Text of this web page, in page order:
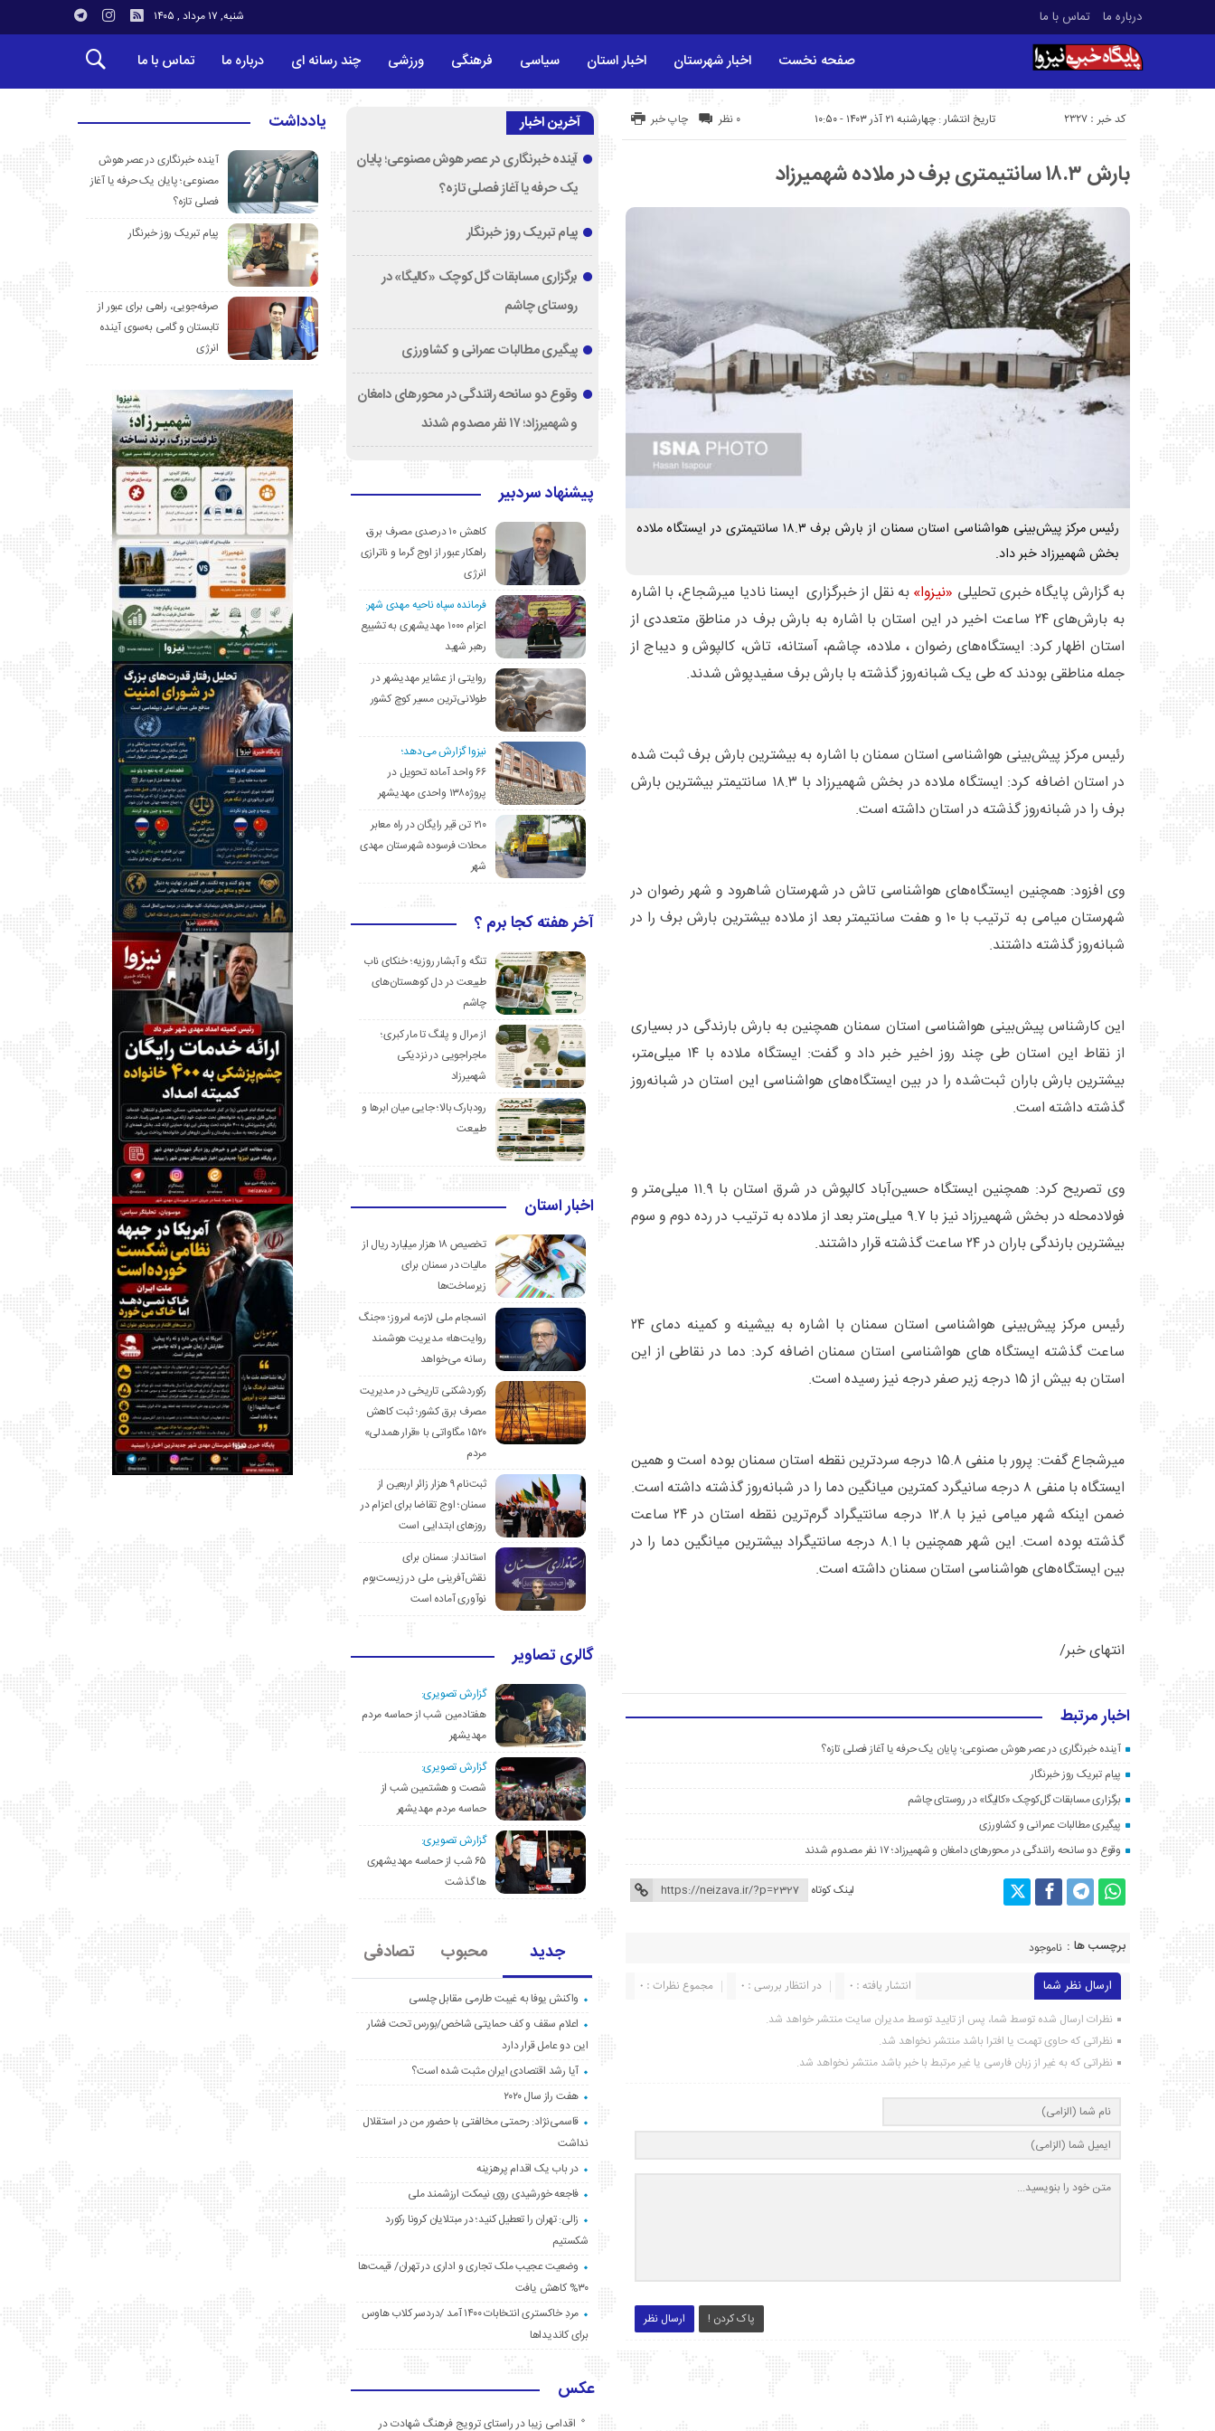
درباره ما تماس با ما شنبه, ۱۷ مرداد , ۱۴۰۵
صفحه نخست اخبار شهرستان اخبار استان سیاسی فرهنگی ورزشی چند رسانه ای درباره ما تماس با ما
تاریخ انتشار : چهارشنبه ۲۱ آذر ۱۴۰۳ - ۱۰:۵۰ کد خبر : 2327 چاپ خبر ۰ نظر
بارش ۱۸.۳ سانتیمتری برف در ملاده شهمیرزاد
رئیس مرکز پیش‌بینی هواشناسی استان سمنان از بارش برف ۱۸.۳ سانتیمتری در ایستگاه ملاده
بخش شهمیرزاد خبر داد.
به گزارش پایگاه خبری تحلیلی «نیزوا»به نقل از خبرگزاری ایسنا نادیا میرشجاع، با اشاره
به بارش‌های ۲۴ ساعت اخیر در این استان با اشاره به بارش برف در مناطق متعددی از
استان اظهار کرد: ایستگاه‌های رضوان ، ملاده، چاشم، آستانه، تاش، کالپوش و دیباج از
جمله مناطقی بودند که طی یک شبانه‌روز گذشته با بارش برف سفیدپوش شدند.
رئیس مرکز پیش‌بینی هواشناسی استان سمنان با اشاره به بیشترین بارش برف ثبت شده
در استان اضافه کرد: ایستگاه ملاده در بخش شهمیرزاد با ۱۸.۳ سانتیمتر بیشترین بارش
برف را در شبانه‌روز گذشته در استان داشته است.
وی افزود: همچنین ایستگاه‌های هواشناسی تاش در شهرستان شاهرود و شهر رضوان در
شهرستان میامی به ترتیب با ۱۰ و هفت سانتیمتر بعد از ملاده بیشترین بارش برف را در
شبانه‌روز گذشته داشتند.
این کارشناس پیش‌بینی هواشناسی استان سمنان همچنین به بارش بارندگی در بسیاری
از نقاط این استان طی چند روز اخیر خبر داد و گفت: ایستگاه ملاده با ۱۴ میلی‌متر،
بیشترین بارش باران ثبت‌شده را در بین ایستگاه‌های هواشناسی این استان در شبانه‌روز
گذشته داشته است.
وی تصریح کرد: همچنین ایستگاه حسین‌آباد کالپوش در شرق استان با ۱۱.۹ میلی‌متر و
فولادمحله در بخش شهمیرزاد نیز با ۹.۷ میلی‌متر بعد از ملاده به ترتیب در رده دوم و سوم
بیشترین بارندگی باران در ۲۴ ساعت گذشته قرار داشتند.
رئیس مرکز پیش‌بینی هواشناسی استان سمنان با اشاره به بیشینه و کمینه دمای ۲۴
ساعت گذشته ایستگاه های هواشناسی استان سمنان اضافه کرد: دما در نقاطی از این
استان به بیش از ۱۵ درجه زیر صفر درجه نیز رسیده است.
میرشجاع گفت: پرور با منفی ۱۵.۸ درجه سردترین نقطه استان سمنان بوده است و همین
ایستگاه با منفی ۸ درجه سانیگرد کمترین میانگین دما را در شبانه‌روز گذشته داشته است.
ضمن اینکه شهر میامی نیز با ۱۲.۸ درجه سانتیگراد گرم‌ترین نقطه استان در ۲۴ ساعت
گذشته بوده است. این شهر همچنین با ۸.۱ درجه سانتیگراد بیشترین میانگین دما را در
بین ایستگاه‌های هواشناسی استان سمنان داشته است.
انتهای خبر/
اخبار مرتبط
آینده خبرنگاری در عصر هوش مصنوعی؛ پایان یک حرفه یا آغاز فصلی تازه؟
پیام تبریک روز خبرنگار
برگزاری مسابقات گل‌کوچک «کالیگا» در روستای چاشم
پیگیری مطالبات عمرانی و کشاورزی
وقوع دو سانحه رانندگی در محورهای دامغان و شهمیرزاد؛ ۱۷ نفر مصدوم شدند
لینک کوتاه
برچسب ها : ناموجود
ارسال نظر شما مجموع نظرات : 0 در انتظار بررسی : 0 انتشار یافته : ۰
نظرات ارسال شده توسط شما، پس از تایید توسط مدیران سایت منتشر خواهد شد.
نظراتی که حاوی تهمت یا افترا باشد منتشر نخواهد شد.
نظراتی که به غیر از زبان فارسی یا غیر مرتبط با خبر باشد منتشر نخواهد شد.
ارسال نظر پاک کردن !
آخرین اخبار
آینده خبرنگاری در عصر هوش مصنوعی؛ پایان
یک حرفه یا آغاز فصلی تازه؟
پیام تبریک روز خبرنگار
برگزاری مسابقات گل‌کوچک «کالیگا» در
روستای چاشم
پیگیری مطالبات عمرانی و کشاورزی
وقوع دو سانحه رانندگی در محورهای دامغان
و شهمیرزاد؛ ۱۷ نفر مصدوم شدند
پیشنهاد سردبیر
کاهش ۱۰ درصدی مصرف برق،
راهکار عبور از اوج گرما و ناترازی
انرژی
فرمانده سپاه ناحیه مهدی شهر:
اعزام ۱۰۰۰ مهدیشهری به تشییع
رهبر شهید
روایتی از عشایر مهدیشهر در
طولانی‌ترین مسیر کوچ کشور
نیزوا گزارش می‌دهد؛
۶۶ واحد آماده تحویل در
پروژه۱۳۸ واحدی مهدیشهر
۲۱۰ تن قیر رایگان در راه معابر
محلات فرسوده شهرستان مهدی
شهر
آخر هفته کجا برم ؟
تنگه و آبشار روزیه؛ خنکای ناب
طبیعت در دل کوهستان‌های
چاشم
از مرال و پلنگ تا مار کبری؛
ماجراجویی در نزدیکی
شهمیرزاد
رودبارک بالا؛ جایی میان ابرها و
طبیعت
اخبار استان
تخصیص ۱۸ هزار میلیارد ریال از
مالیات در سمنان برای
زیرساخت‌ها
انسجام ملی لازمه امروز؛ «جنگ
روایت‌ها» مدیریت هوشمند
رسانه می‌خواهد
رکوردشکنی تاریخی در مدیریت
مصرف برق کشور؛ ثبت کاهش
۱۵۲۰ مگاواتی با «قرار همدلی»
مردم
ثبت‌نام ۹ هزار زائر اربعین از
سمنان؛ اوج تقاضا برای اعزام در
روزهای ابتدایی است
استاندار: سمنان برای
نقش‌آفرینی ملی در زیست‌بوم
نوآوری آماده است
گالری تصاویر
گزارش تصویری:
هفتادمین شب از حماسه مردم
مهدیشهر
گزارش تصویری:
شصت و هشتمین شب از
حماسه مردم مهدیشهر
گزارش تصویری:
۶۵ شب از حماسه مهدیشهری
ها گذشت
جدید محبوب تصادفی
واکنش یوفا به غیبت طارمی مقابل چلسی
اعلام سقف و کف حمایتی شاخص/بورس تحت فشار
این دو عامل قرار دارد
آیا رشد اقتصادی ایران مثبت شده است؟
هفت راز سال ۲۰۲۰
قاسمی‌نژاد: رحمتی مخالفتی با حضور من در استقلال
نداشت
در باب یک اقدام پرهزینه
فاجعه خورشیدی روی نیمکت ارزشمند ملی
زالی: تهران را تعطیل کنید؛ در مبتلایان کرونا رکورد
شکستیم
وضعیت عجیب ملک تجاری و اداری در تهران/ قیمت‌ها
۳۰% کاهش یافت
مردِ خاکستری انتخابات ۱۴۰۰ آمد /دردسر کلاب هاوس
برای کاندیداها
عکس
اقدامی زیبا در راستای ترویج فرهنگ شهادت در
یادداشت
آینده خبرنگاری در عصر هوش
مصنوعی؛ پایان یک حرفه یا آغاز
فصلی تازه؟
پیام تبریک روز خبرنگار
صرفه‌جویی، راهی برای عبور از
تابستان و گامی به‌سوی آینده
انرژی